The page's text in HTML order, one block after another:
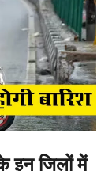
जिलों में